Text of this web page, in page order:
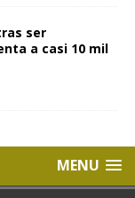
ser
a casi 10 mil
MENU